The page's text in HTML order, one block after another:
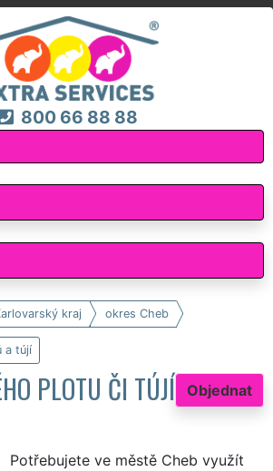
800 66 88 88
kraj okres Cheb
a tújí
Objednat
PLOTU ČI TÚJÍ
Potřebujete ve městě Cheb využít